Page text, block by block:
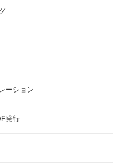
ーション
発行